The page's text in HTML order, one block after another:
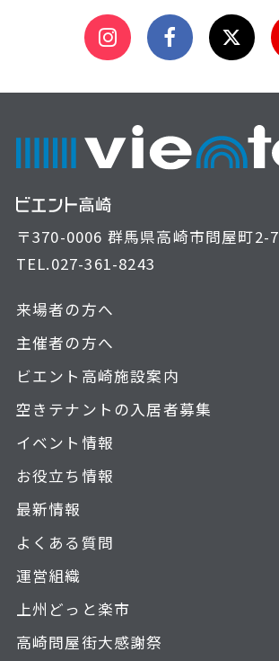
〒370-0006 群馬県高崎市問屋町2-7
TEL.027-361-8243
来場者の方へ
主催者の方へ
ビエント高崎施設案内
空きテナントの入居者募集
イベント情報
お役立ち情報
最新情報
よくある質問
運営組織
上州どっと楽市
高崎問屋街大感謝祭